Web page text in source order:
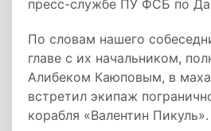
пресс-службе ПУ ФСБ по
По словам нашего
главе с их начальником,
Алибеком Каюповым, в
встретил экипаж
корабля «Валентин Пикуль».